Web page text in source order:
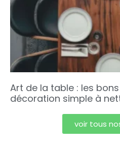
Art de la table : les
décoration simple à
voir tous